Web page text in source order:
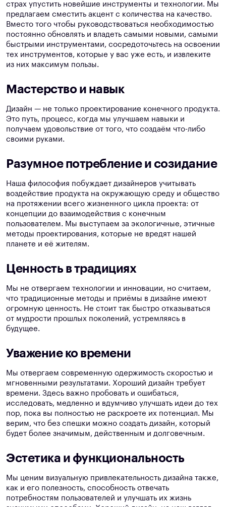
страх упустить новейшие инструменты и технологии. Мы
предлагаем сместить акцент с количества на качество.
Вместо того чтобы руководствоваться необходимостью
постоянно обновлять и владеть самыми новыми, самыми
быстрыми инструментами, сосредоточьтесь на освоении
тех инструментов, которые у вас уже есть, и извлеките
из них максимум пользы.
Мастерство и навык
Дизайн — не только проектирование конечного продукта.
Это путь, процесс, когда мы улучшаем навыки и
получаем удовольствие от того, что создаём что-либо
своими руками.
Разумное потребление и созидание
Наша философия побуждает дизайнеров учитывать
воздействие продукта на окружающую среду и общество
на протяжении всего жизненного цикла проекта: от
концепции до взаимодействия с конечным
пользователем. Мы выступаем за экологичные, этичные
методы проектирования, которые не вредят нашей
планете и её жителям.
Ценность в традициях
Мы не отвергаем технологии и инновации, но считаем,
что традиционные методы и приёмы в дизайне имеют
огромную ценность. Не стоит так быстро отказываться
от мудрости прошлых поколений, устремляясь в
будущее.
Уважение ко времени
Мы отвергаем современную одержимость скоростью и
мгновенными результатами. Хороший дизайн требует
времени. Здесь важно пробовать и ошибаться,
исследовать, медленно и вдумчиво улучшать идеи до тех
пор, пока вы полностью не раскроете их потенциал. Мы
верим, что без спешки можно создать дизайн, который
будет более значимым, действенным и долговечным.
Эстетика и функциональность
Мы ценим визуальную привлекательность дизайна также,
как и его полезность, способность отвечать
потребностям пользователей и улучшать их жизнь